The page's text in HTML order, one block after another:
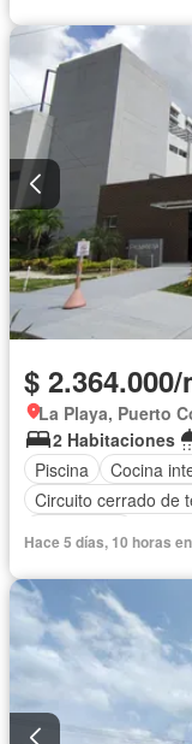
$
La Playa, Puerto
2 Habitaciones
Piscina
Cocina
Circuito cerrado de
Hace 5 días, 10 horas